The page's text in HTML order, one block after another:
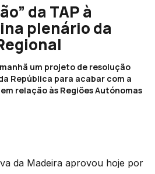
da TAP à
plenário da
um projeto de resolução
República para acabar com a
relação às Regiões Autónomas
da Madeira aprovou hoje por